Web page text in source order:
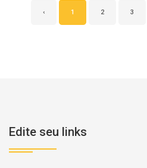
‹ 1 2 3
Edite seu links